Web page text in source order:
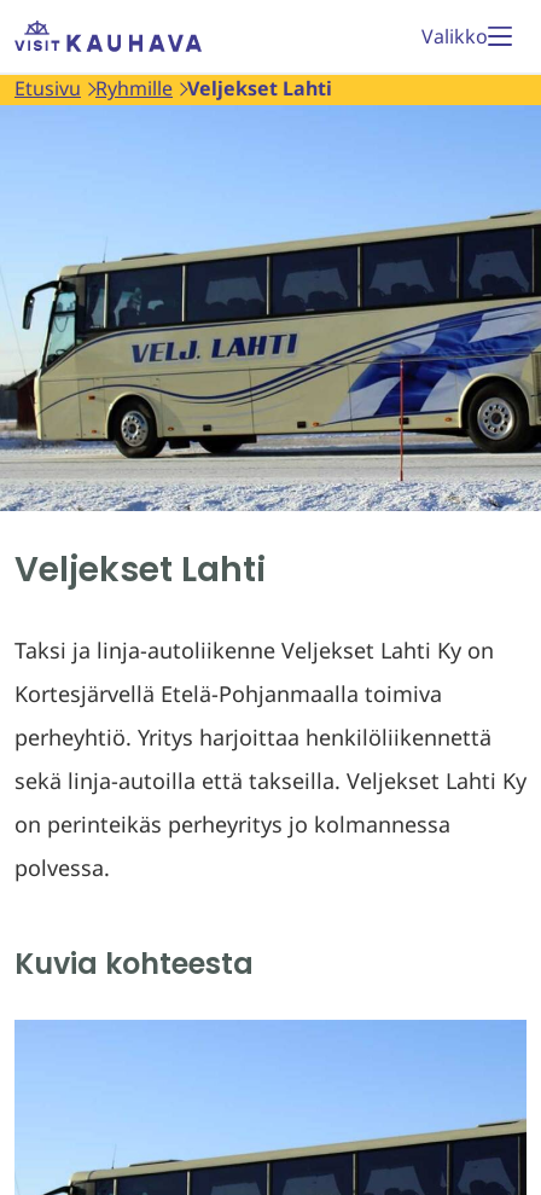
Siirry
Etusivu
Valikko
Etusivu Ryhmille Veljekset Lahti
Veljekset Lahti
Taksi ja linja-autoliikenne Veljekset Lahti Ky on
Kortesjärvellä Etelä-Pohjanmaalla toimiva
perheyhtiö. Yritys harjoittaa henkilöliikennettä
sekä linja-autoilla että takseilla. Veljekset Lahti Ky
on perinteikäs perheyritys jo kolmannessa
polvessa.
Kuvia kohteesta